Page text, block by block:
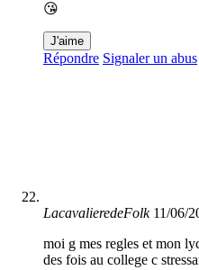
😘
J'aime
Répondre Signaler un abus
LacavalieredeFolk 11/06/
moi g mes regles et mon
des fois au college c